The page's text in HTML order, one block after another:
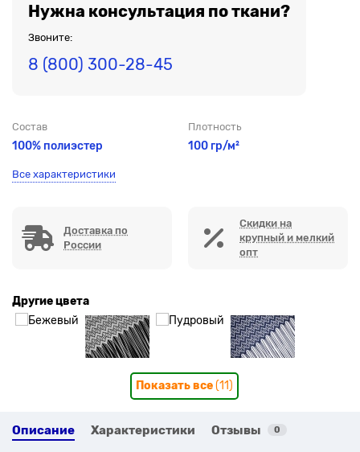
Нужна консультация по ткани?
Звоните:
8 (800) 300-28-45
Состав
100% полиэстер
Плотность
100 гр/м²
Все характеристики
Доставка по
России
Скидки на
крупный и мелкий
опт
Другие цвета
Показать все(11)
Описание Характеристики Отзывы 0